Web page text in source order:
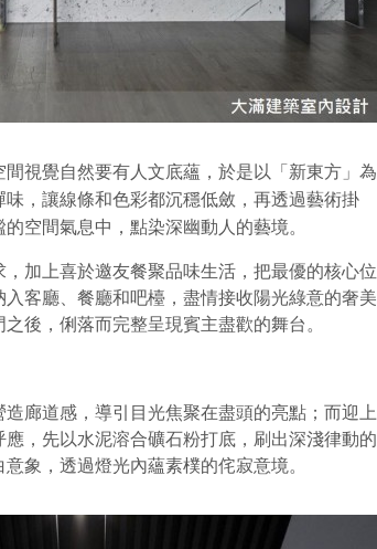
視覺自然要有人文底蘊，於是以「新東方」為
，讓線條和色彩都沉穩低斂，再透過藝術掛
空間氣息中，點染深幽動人的藝境。
加上喜於邀友餐聚品味生活，把最優的核心位
客廳、餐廳和吧檯，盡情接收陽光綠意的奢美
後，俐落而完整呈現賓主盡歡的舞台。
廊道感，導引目光焦聚在盡頭的亮點；而迎上
，先以水泥溶合礦石粉打底，刷出深淺律動的
象，透過燈光內蘊素樸的侘寂意境。